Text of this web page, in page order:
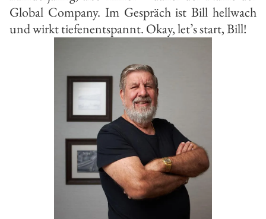
Global Company. Im Gespräch ist Bill hellwach
und wirkt tiefenentspannt. Okay, let’s start, Bill!